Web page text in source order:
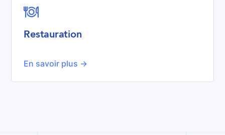

Restauration
En savoir plus ->